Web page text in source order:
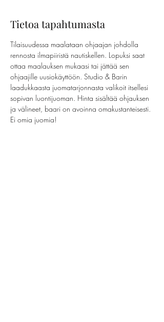
Tietoa tapahtumasta
Tilaisuudessa maalataan ohjaajan johdolla
rennosta ilmapiiristä nautiskellen. Lopuksi saat
ottaa maalauksen mukaasi tai jättää sen
ohjaajille uusiokäyttöön. Studio & Barin
laadukkaasta juomatarjonnasta valikoit itsellesi
sopivan luontijuoman. Hinta sisältää ohjauksen
ja välineet, baari on avoinna omakustanteisesti.
Ei omia juomia!